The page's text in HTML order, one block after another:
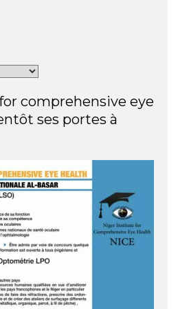
comprehensive eye
ses portes à